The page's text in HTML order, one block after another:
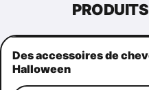
Des accessoires de
Halloween